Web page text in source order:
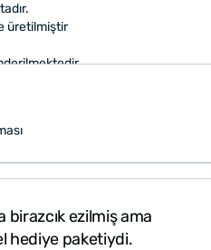
üretilmiştir
ezilmiş ama
hediye paketiydi.